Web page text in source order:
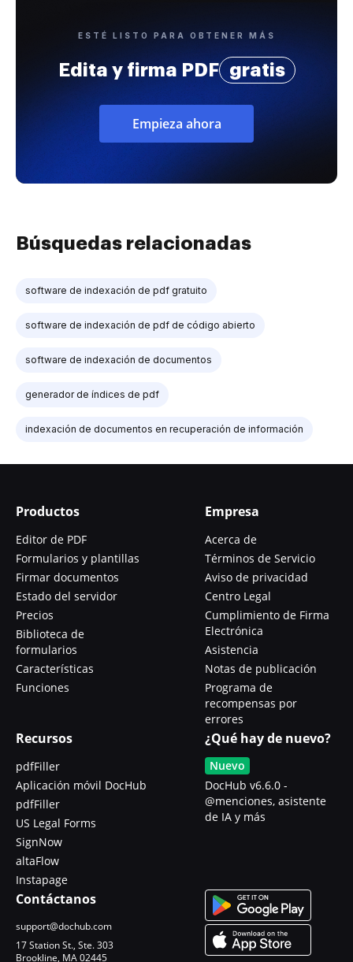
ESTÉ LISTO PARA OBTENER MÁS
Edita y firma PDF gratis
Empieza ahora
Búsquedas relacionadas
software de indexación de pdf gratuito
software de indexación de pdf de código abierto
software de indexación de documentos
generador de índices de pdf
indexación de documentos en recuperación de información
Productos
Editor de PDF
Formularios y plantillas
Firmar documentos
Estado del servidor
Precios
Biblioteca de
formularios
Características
Funciones
Empresa
Acerca de
Términos de Servicio
Aviso de privacidad
Centro Legal
Cumplimiento de Firma
Electrónica
Asistencia
Notas de publicación
Programa de
recompensas por
errores
Recursos
pdfFiller
Aplicación móvil DocHub
pdfFiller
US Legal Forms
SignNow
altaFlow
Instapage
¿Qué hay de nuevo?
Nuevo
DocHub v6.6.0 -
@menciones, asistente
de IA y más
Contáctanos
support@dochub.com
17 Station St., Ste. 303
Brookline, MA 02445